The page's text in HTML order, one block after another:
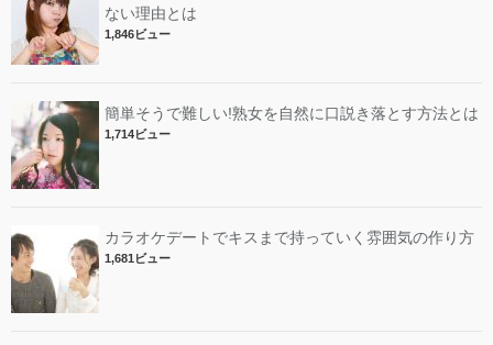
ない理由とは
1,846ビュー
簡単そうで難しい!熟女を自然に口説き落とす方法とは
1,714ビュー
カラオケデートでキスまで持っていく雰囲気の作り方
1,681ビュー